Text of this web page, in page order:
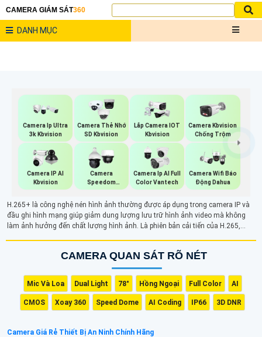
CAMERA GIÁM SÁT360
DANH MỤC
Camera Ip Ultra
3k Kbvision
Camera Thẻ Nhớ
SD Kbvision
Lắp Camera IOT
Kbvision
Camera Kbvision
Chống Trộm
Camera IP AI
Kbvision
Camera
Speedom
Kbvision
Camera Ip AI Full
Color Vantech
Camera Wifi Báo
Động Dahua
H.265+ là công nghệ nén hình ảnh thường được áp dụng trong camera IP và
đầu ghi hình mạng giúp giảm dung lượng lưu trữ hình ảnh video mà không
làm ảnh hưởng đến chất lượng hình ảnh. Là phiên bản cải tiến của H.265,
CAMERA QUAN SÁT RÕ NÉT
Mic Và Loa Dual Light 78° Hồng Ngoại Full Color AI
CMOS Xoay 360 Speed Dome AI Coding IP66 3D DNR
Camera Giá Rẻ Thiết Bị An Ninh Chính Hãng